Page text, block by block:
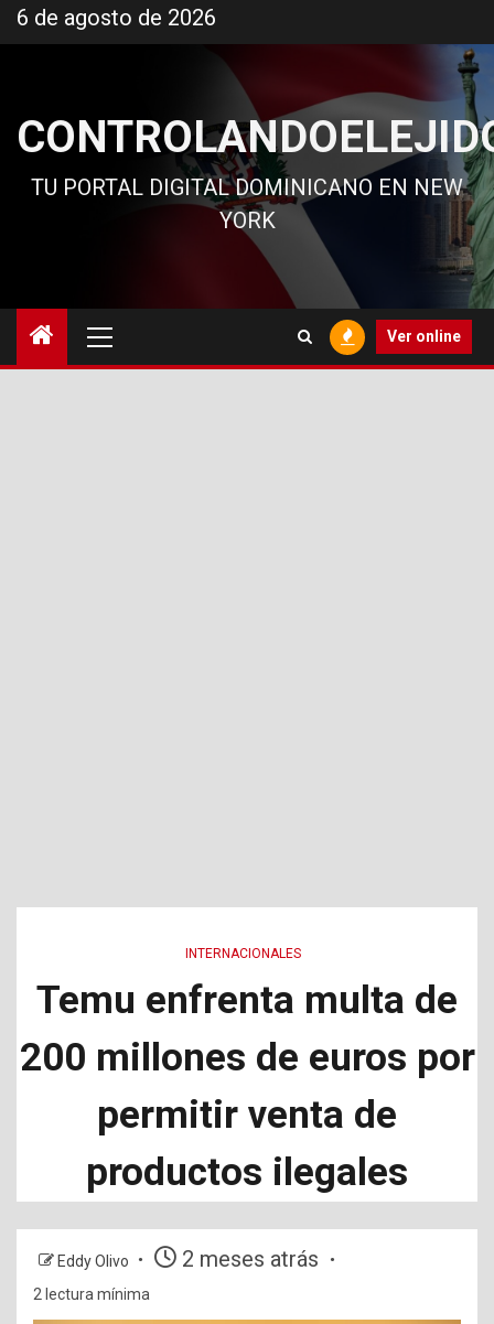
al
6 de agosto de 2026
TU PORTAL DIGITAL DOMINICANO EN NEW
YORK
principal
Ver online
INTERNACIONALES
Temu enfrenta multa de
200 millones de euros por
permitir venta de
productos ilegales
Eddy Olivo 2 meses atrás
2 lectura mínima